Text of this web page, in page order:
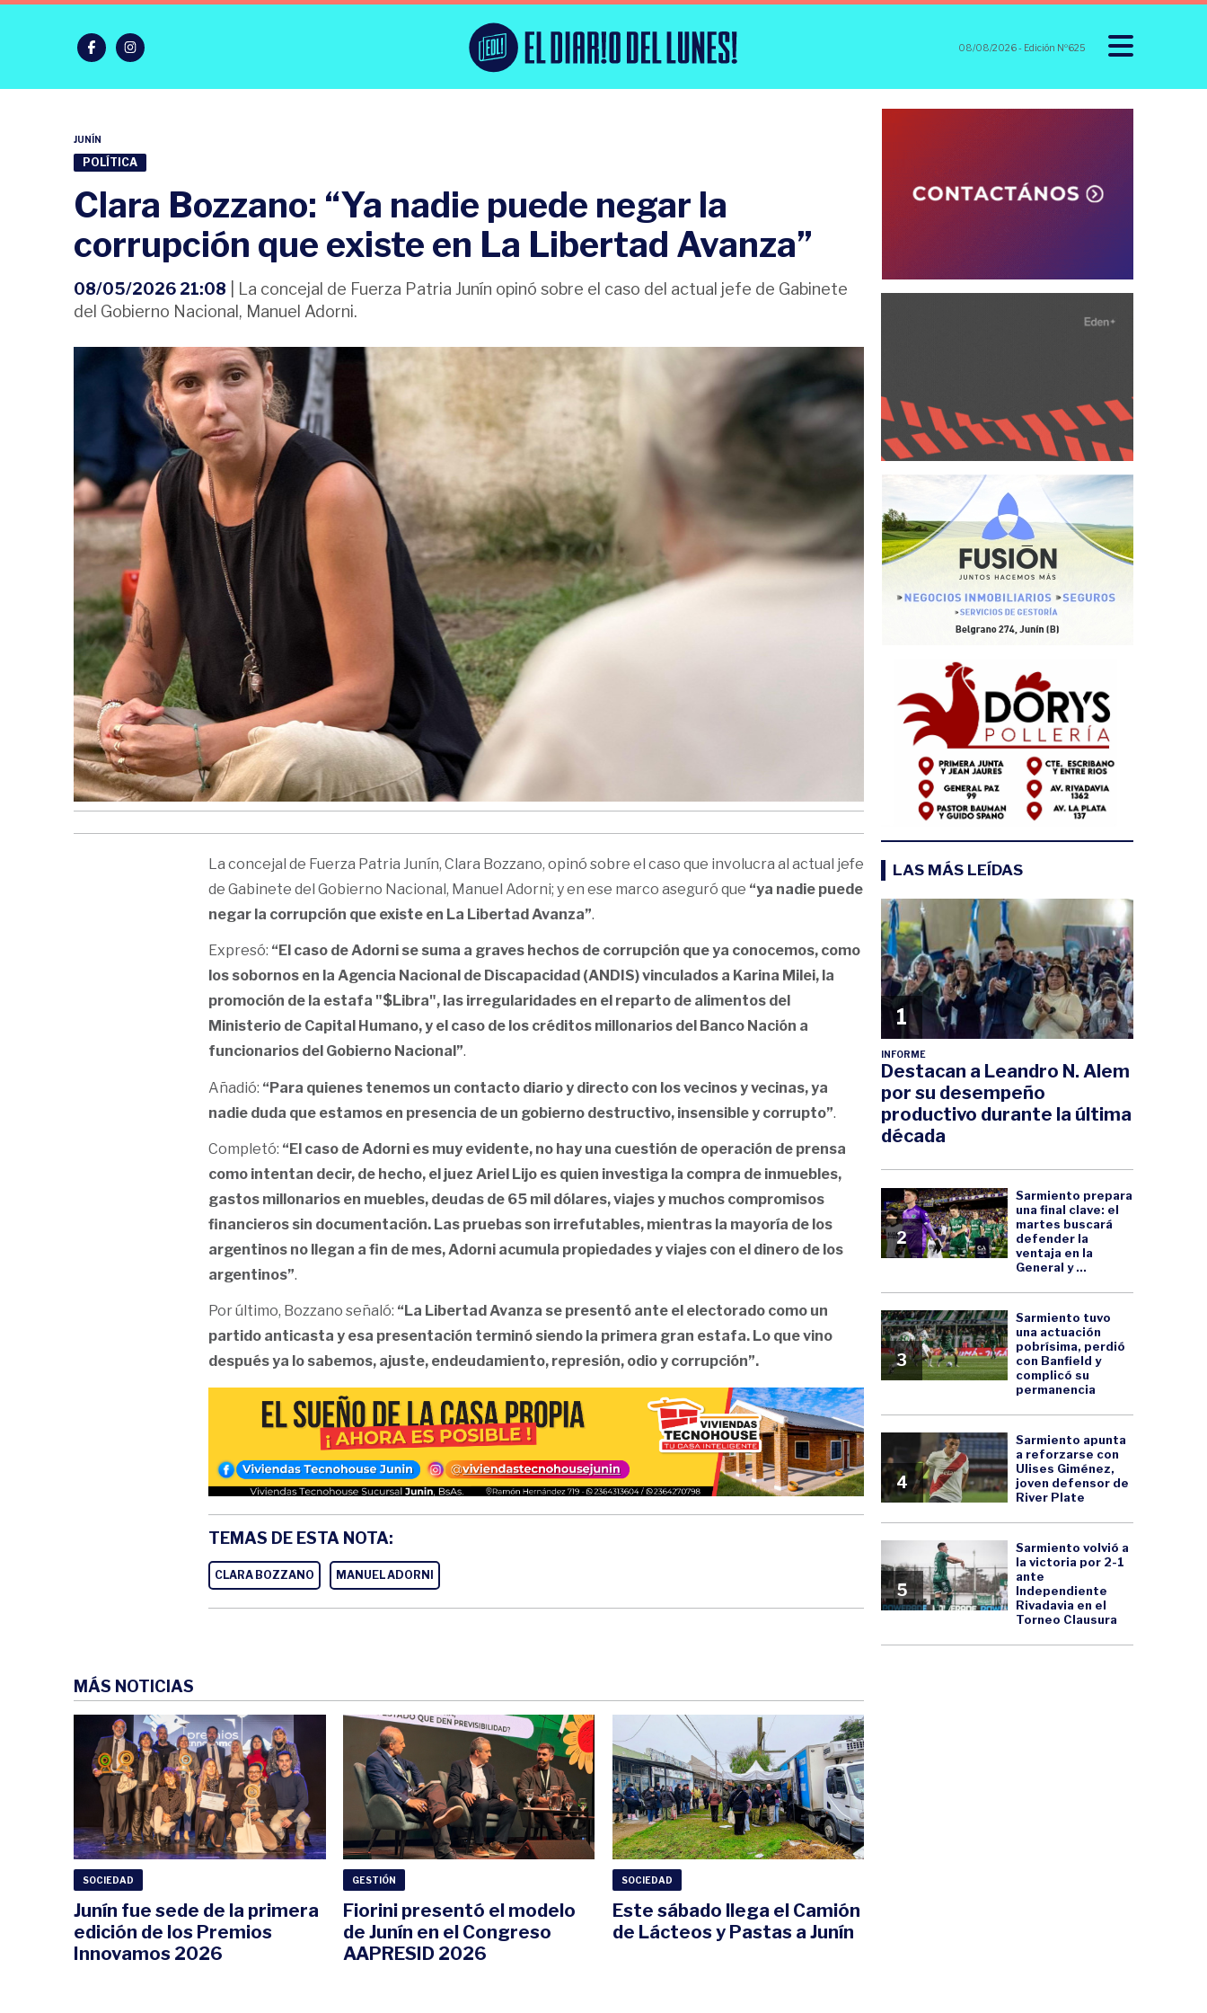
08/08/2026- Edición Nº625
JUNÍN
POLÍTICA
Clara Bozzano: “Ya nadie puede negar la
corrupción que existe en La Libertad Avanza”
08/05/2026 21:08 | La concejal de Fuerza Patria Junín opinó sobre el caso del actual jefe de Gabinete
del Gobierno Nacional, Manuel Adorni.
La concejal de Fuerza Patria Junín, Clara Bozzano, opinó sobre el caso que involucra al actual jefe
de Gabinete del Gobierno Nacional, Manuel Adorni; y en ese marco aseguró que “ya nadie puede
negar la corrupción que existe en La Libertad Avanza”.
Expresó: “El caso de Adorni se suma a graves hechos de corrupción que ya conocemos, como
los sobornos en la Agencia Nacional de Discapacidad (ANDIS) vinculados a Karina Milei, la
promoción de la estafa "$Libra", las irregularidades en el reparto de alimentos del
Ministerio de Capital Humano, y el caso de los créditos millonarios del Banco Nación a
funcionarios del Gobierno Nacional”.
Añadió: “Para quienes tenemos un contacto diario y directo con los vecinos y vecinas, ya
nadie duda que estamos en presencia de un gobierno destructivo, insensible y corrupto”.
Completó: “El caso de Adorni es muy evidente, no hay una cuestión de operación de prensa
como intentan decir, de hecho, el juez Ariel Lijo es quien investiga la compra de inmuebles,
gastos millonarios en muebles, deudas de 65 mil dólares, viajes y muchos compromisos
financieros sin documentación. Las pruebas son irrefutables, mientras la mayoría de los
argentinos no llegan a fin de mes, Adorni acumula propiedades y viajes con el dinero de los
argentinos”.
Por último, Bozzano señaló: “La Libertad Avanza se presentó ante el electorado como un
partido anticasta y esa presentación terminó siendo la primera gran estafa. Lo que vino
después ya lo sabemos, ajuste, endeudamiento, represión, odio y corrupción”.
TEMAS DE ESTA NOTA:
CLARA BOZZANO MANUEL ADORNI
MÁS NOTICIAS
SOCIEDAD
Junín fue sede de la primera
edición de los Premios
Innovamos 2026
GESTIÓN
Fiorini presentó el modelo
de Junín en el Congreso
AAPRESID 2026
SOCIEDAD
Este sábado llega el Camión
de Lácteos y Pastas a Junín
LAS MÁS LEÍDAS
1
INFORME
Destacan a Leandro N. Alem
por su desempeño
productivo durante la última
década
2
Sarmiento prepara
una final clave: el
martes buscará
defender la
ventaja en la
General y ...
3
Sarmiento tuvo
una actuación
pobrísima, perdió
con Banfield y
complicó su
permanencia
4
Sarmiento apunta
a reforzarse con
Ulises Giménez,
joven defensor de
River Plate
5
Sarmiento volvió a
la victoria por 2-1
ante
Independiente
Rivadavia en el
Torneo Clausura